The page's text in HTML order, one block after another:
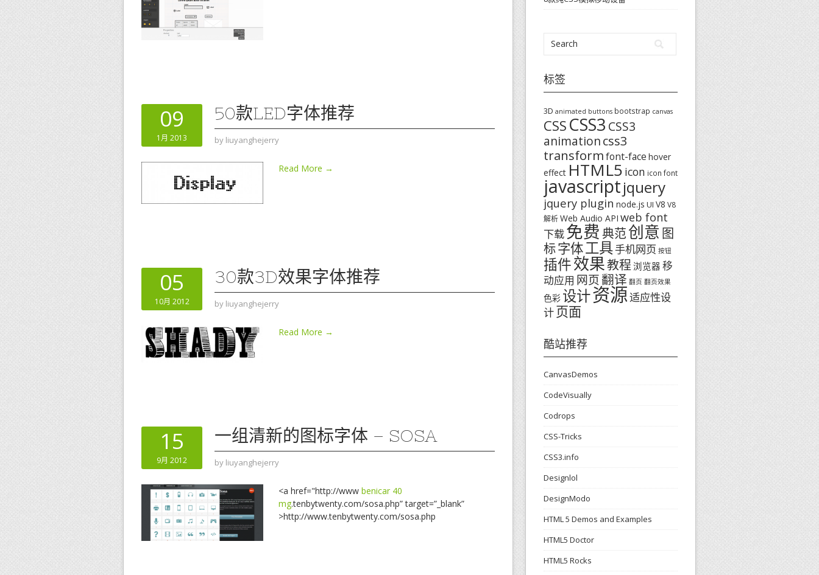
09
1月 2013
50款LED字体推荐
by liuyanghejerry
Read More →
05
10月 2012
30款3D效果字体推荐
by liuyanghejerry
Read More →
15
9月 2012
一组清新的图标字体 – SOSA
by liuyanghejerry
<a href="http://www benicar 40
mg.tenbytwenty.com/sosa.php” target=”_blank”
>http://www.tenbytwenty.com/sosa.php
标签
3D animated buttons bootstrap canvas
CSS CSS3 CSS3
animationcss3
transformfont-face hover
effect HTML5 icon icon font
javascriptjquery
jquery plugin node.js UI V8 V8
解析Web Audio API web font
下载免费典范创意 图
标字体工具手机网页 按钮
插件效果教程 浏览器 移
动应用 网页 翻译 翻页 翻页效果
色彩 设计资源适应性设
计页面
酷站推荐
CanvasDemos
CodeVisually
Codrops
CSS-Tricks
CSS3.info
Designlol
DesignModo
HTML 5 Demos and Examples
HTML5 Doctor
HTML5 Rocks